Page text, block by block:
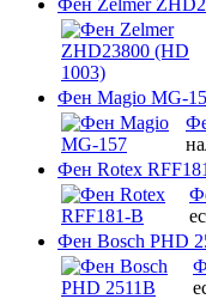
Фен Magio MG-
Фен Rotex
Фен Bosch PHD